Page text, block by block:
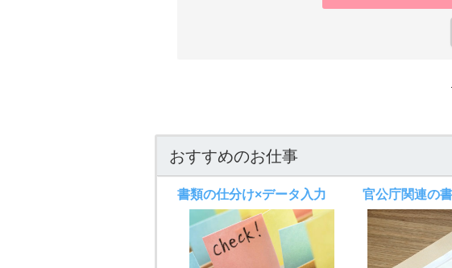
おすすめのお仕事
書類の仕分け×データ入力